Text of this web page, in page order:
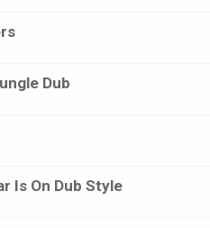
Dub
Is On Dub Style